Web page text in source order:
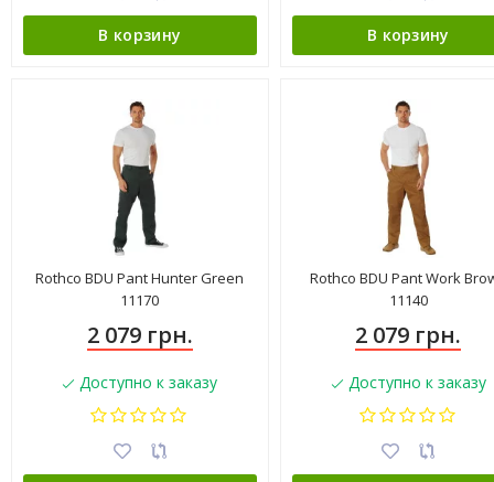
В корзину В корзину
Rothco BDU Pant Hunter Green
11170
2 079 грн.
Доступно к заказу
Rothco BDU Pant Work
11140
2 079 грн.
Доступно к заказу